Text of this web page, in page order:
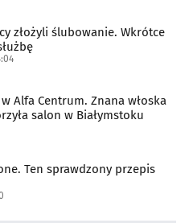
złożyli ślubowanie. Wkrótce
Alfa Centrum. Znana włoska
salon w Białymstoku
Ten sprawdzony przepis